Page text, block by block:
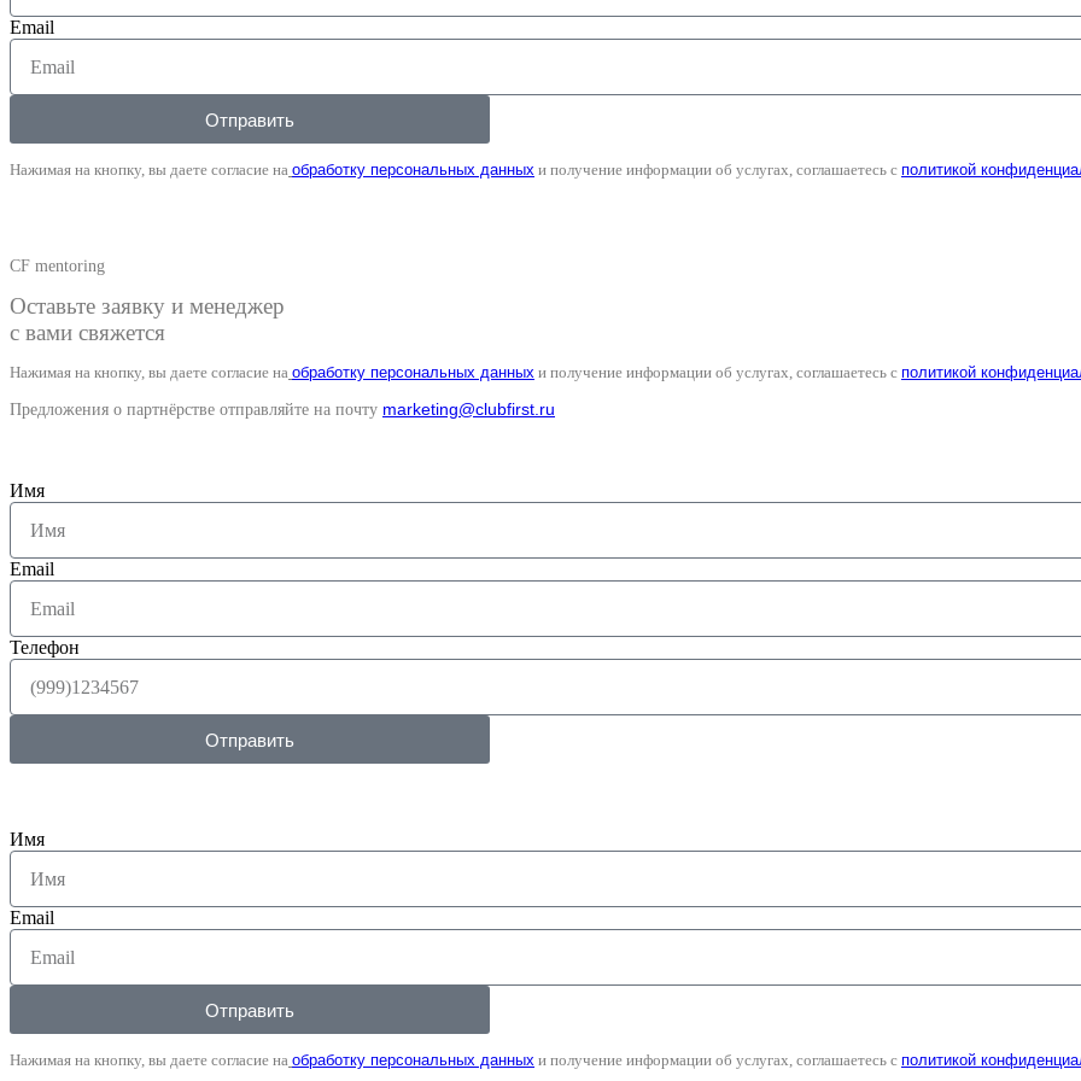
Email
Отправить
Нажимая на кнопку, вы даете согласие на обработку персональных данных и получение информации об услугах, соглашаетесь с политикой
CF mentoring
Оставьте заявку и менеджер
с вами свяжется
Нажимая на кнопку, вы даете согласие на обработку персональных данных и получение информации об услугах, соглашаетесь с политикой
Предложения о партнёрстве отправляйте на почту marketing@clubfirst.ru
Имя
Email
Телефон
Отправить
Имя
Email
Отправить
Нажимая на кнопку, вы даете согласие на обработку персональных данных и получение информации об услугах, соглашаетесь с политикой